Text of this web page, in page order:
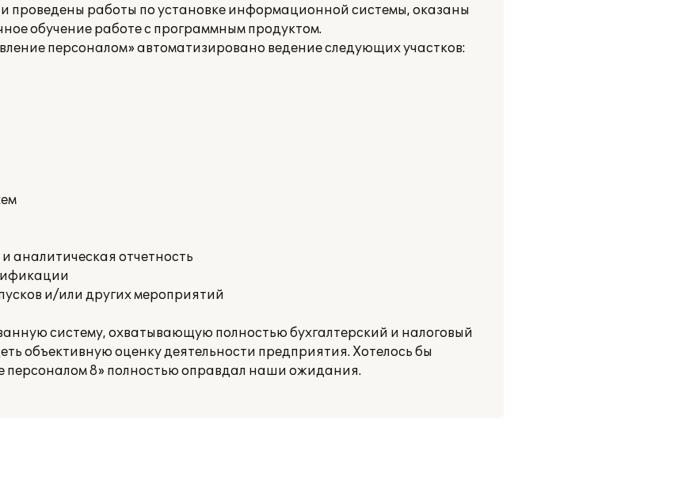
работы по установке информационной системы, оказаны
обучение работе с программным продуктом.
персоналом» автоматизировано ведение следующих участков:
аналитическая отчетность
и/или других мероприятий
систему, охватывающую полностью бухгалтерский и налоговый
объективную оценку деятельности предприятия. Хотелось бы
персоналом 8» полностью оправдал наши ожидания.